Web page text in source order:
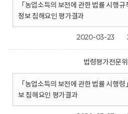
「농업소득의 보전에 관한 법률 시행
정보 침해요인 평가결과
2020-03-23
법령평가전문
「농업소득의 보전에 관한 법률 시행
보 침해요인 평가결과